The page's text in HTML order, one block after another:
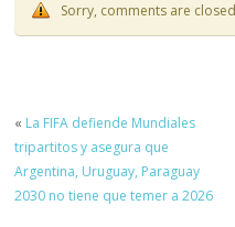
Sorry, comments are
« La FIFA defiende Mundiales
tripartitos y asegura que
Argentina, Uruguay, Paraguay
2030 no tiene que temer a 2026